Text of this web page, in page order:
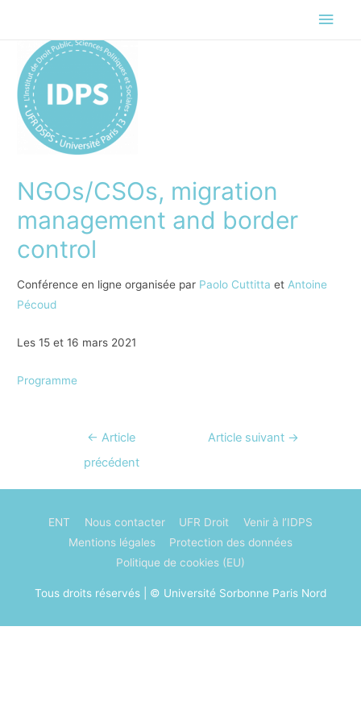
NGOs/CSOs, migration
management and border
control
Conférence en ligne organisée par Paolo Cuttitta et Antoine
Pécoud
Les 15 et 16 mars 2021
Programme
Navigation
l’article
← Article
précédent
Article suivant →
ENT Nous contacter UFR Droit
Venir à l’IDPS
Mentions légales
Protection des données
Politique de cookies (EU)
Tous droits réservés | © Université Sorbonne Paris Nord